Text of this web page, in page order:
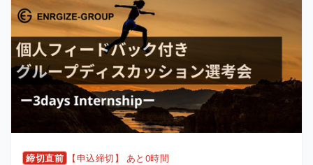
締切直前 【申込締切】 あと0時間